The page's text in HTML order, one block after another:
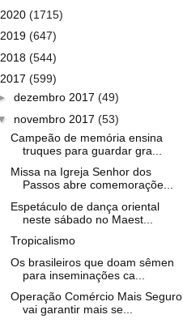
2020 (1715)
2019 (647)
2018 (544)
2017 (599)
dezembro 2017 (49)
novembro 2017 (53)
Campeão de memória ensina
truques para guardar gra...
Missa na Igreja Senhor dos
Passos abre comemoraçõe...
Espetáculo de dança oriental
neste sábado no Maest...
Tropicalismo
Os brasileiros que doam sêmen
para inseminações ca...
Operação Comércio Mais Seguro
vai garantir mais se...